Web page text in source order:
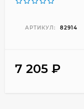
АРТИКУЛ: 82914
7 205 ₽